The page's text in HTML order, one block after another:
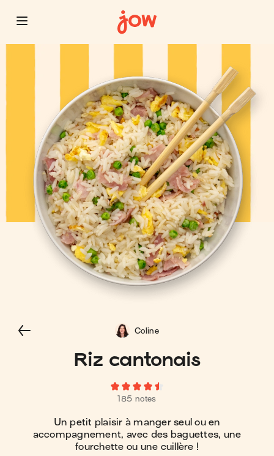
Riz cantonais
185 notes
Un petit plaisir à manger seul ou en
accompagnement, avec des baguettes, une
fourchette ou une cuillère !
Coline